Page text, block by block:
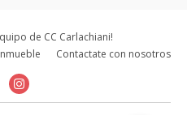
de CC Carlachiani!
Contactate con nosotros